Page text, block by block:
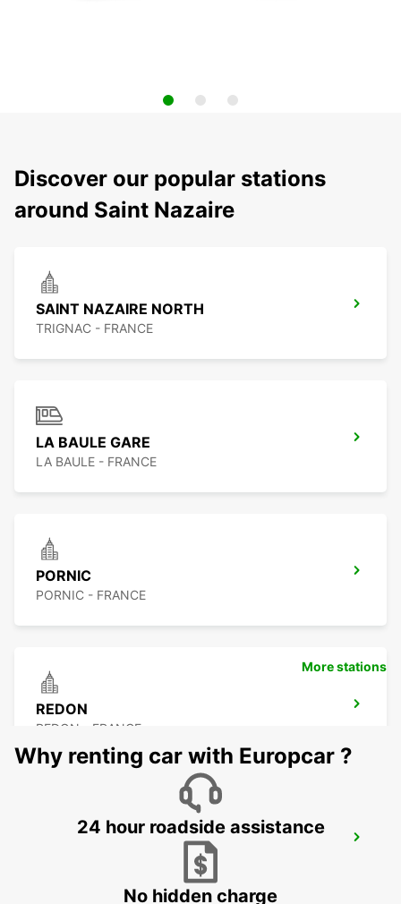
Discover our popular stations
around Saint Nazaire
SAINT NAZAIRE NORTH
TRIGNAC - FRANCE
LA BAULE GARE
LA BAULE - FRANCE
PORNIC
PORNIC - FRANCE
REDON
REDON - FRANCE
More stations
Why renting car with Europcar ?
24 hour roadside assistance
No hidden charge